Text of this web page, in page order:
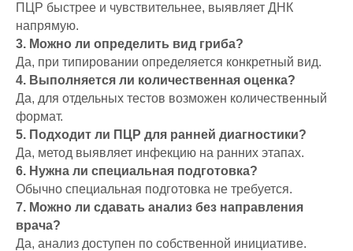
ПЦР быстрее и чувствительнее, выявляет ДНК
напрямую.
3. Можно ли определить вид гриба?
Да, при типировании определяется конкретный вид.
4. Выполняется ли количественная оценка?
Да, для отдельных тестов возможен количественный
формат.
5. Подходит ли ПЦР для ранней диагностики?
Да, метод выявляет инфекцию на ранних этапах.
6. Нужна ли специальная подготовка?
Обычно специальная подготовка не требуется.
7. Можно ли сдавать анализ без направления
врача?
Да, анализ доступен по собственной инициативе.